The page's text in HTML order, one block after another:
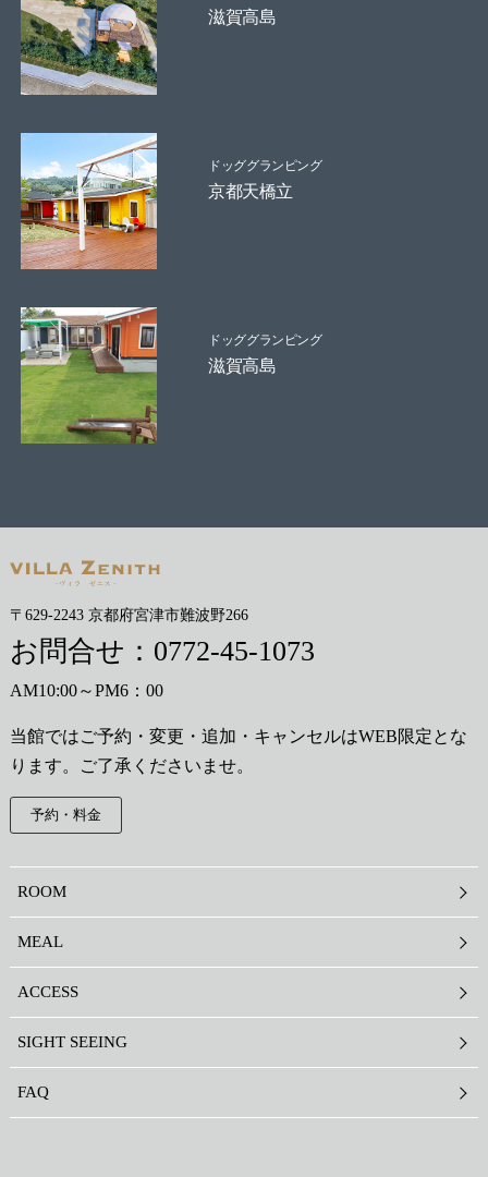
滋賀高島
ドッググランピング
京都天橋立
ドッググランピング
滋賀高島
〒629-2243 京都府宮津市難波野266
お問合せ： 0772-45-1073
AM10:00～PM6：00
当館ではご予約・変更・追加・キャンセルはWEB限定とな
ります。ご了承くださいませ。
予約・料金
ROOM
MEAL
ACCESS
SIGHT SEEING
FAQ